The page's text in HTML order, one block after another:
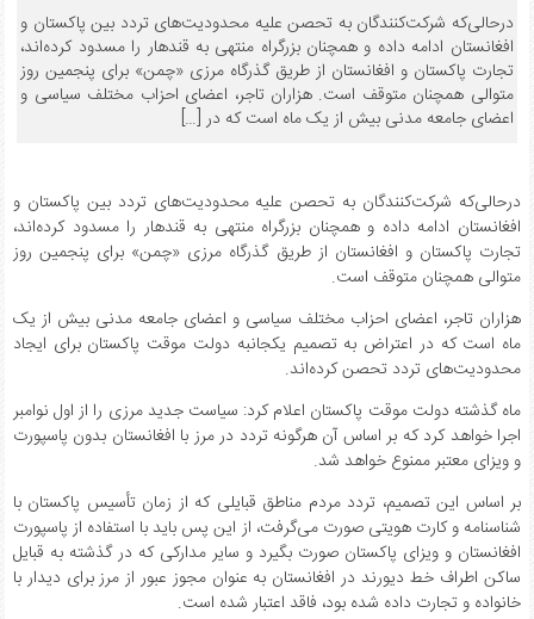
درحالی‌که شرکت‌کنندگان به تحصن علیه محدودیت‌های تردد بین پاکستان و
افغانستان ادامه داده و همچنان بزرگراه منتهی به قندهار را مسدود کرده‌اند،
تجارت پاکستان و افغانستان از طریق گذرگاه مرزی «چمن» برای پنجمین روز
متوالی همچنان متوقف است. هزاران تاجر، اعضای احزاب مختلف سیاسی و
اعضای جامعه مدنی بیش از یک ماه است که در […]
درحالی‌که شرکت‌کنندگان به تحصن علیه محدودیت‌های تردد بین پاکستان و
افغانستان ادامه داده و همچنان بزرگراه منتهی به قندهار را مسدود کرده‌اند،
تجارت پاکستان و افغانستان از طریق گذرگاه مرزی «چمن» برای پنجمین روز
متوالی همچنان متوقف است.
هزاران تاجر، اعضای احزاب مختلف سیاسی و اعضای جامعه مدنی بیش از یک
ماه است که در اعتراض به تصمیم یکجانبه دولت موقت پاکستان برای ایجاد
محدودیت‌های تردد تحصن کرده‌اند.
ماه گذشته دولت موقت پاکستان اعلام کرد: سیاست جدید مرزی را از اول نوامبر
اجرا خواهد کرد که بر اساس آن هرگونه تردد در مرز با افغانستان بدون پاسپورت
و ویزای معتبر ممنوع خواهد شد.
بر اساس این تصمیم، تردد مردم مناطق قبایلی که از زمان تأسیس پاکستان با
شناسنامه و کارت هویتی صورت می‌گرفت، از این پس باید با استفاده از پاسپورت
افغانستان و ویزای پاکستان صورت بگیرد و سایر مدارکی که در گذشته به قبایل
ساکن اطراف خط دیورند در افغانستان به عنوان مجوز عبور از مرز برای دیدار با
خانواده و تجارت داده شده بود، فاقد اعتبار شده است.